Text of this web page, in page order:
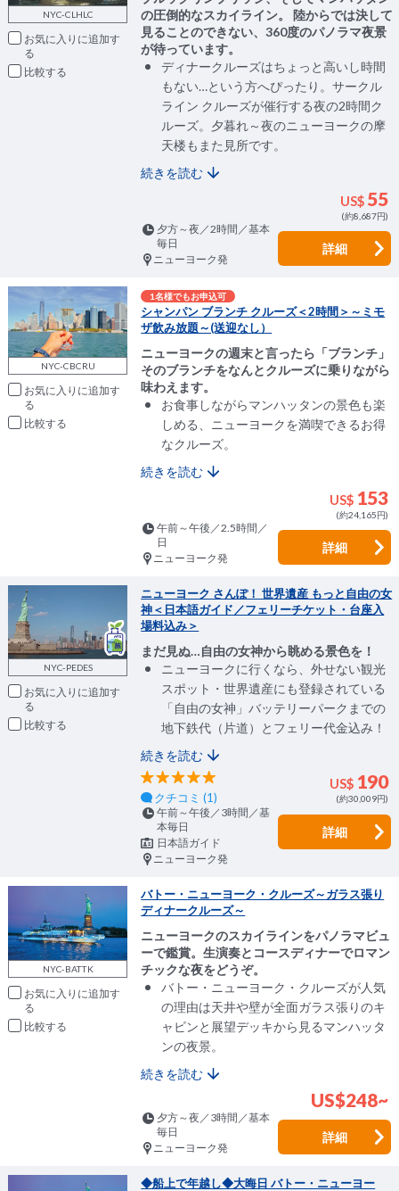
NYC-CLHLC
お気に入りに追加
比較
の圧倒的なスカイライン。 陸からでは決して
見ることのできない、360度のパノラマ夜景
が待っています。
ディナークルーズはちょっと高いし時間
もない…という方へぴったり。サークル
ライン クルーズが催行する夜の2時間ク
ルーズ。夕暮れ～夜のニューヨークの摩
天楼もまた見所です。
続きを読む
US$ 55
(約8,687円)
夕方～夜／2時間／基本
毎日
ニューヨーク発
詳細
NYC-CBCRU
お気に入りに追加
比較
1名様でもお申込可
シャンパン ブランチ クルーズ＜2時間＞～ミモ
ザ飲み放題～(送迎なし）
ニューヨークの週末と言ったら「ブランチ」
そのブランチをなんとクルーズに乗りながら
味わえます。
お食事しながらマンハッタンの景色も楽
しめる、ニューヨークを満喫できるお得
なクルーズ。
続きを読む
US$ 153
(約24,165円)
午前～午後／2.5時間／
日
ニューヨーク発
詳細
NYC-PEDES
お気に入りに追加
比較
ニューヨーク さんぽ！ 世界遺産 もっと自由の女
神＜日本語ガイド／フェリーチケット・台座入
場料込み＞
まだ見ぬ…自由の女神から眺める景色を！
ニューヨークに行くなら、外せない観光
スポット・世界遺産にも登録されている
「自由の女神」バッテリーパークまでの
地下鉄代（片道）とフェリー代金込み！
続きを読む
クチコミ (1)
US$ 190
(約30,009円)
午前～午後／3時間／基
本毎日
日本語ガイド
ニューヨーク発
詳細
NYC-BATTK
お気に入りに追加
比較
バトー・ニューヨーク・クルーズ～ガラス張り
ディナークルーズ～
ニューヨークのスカイラインをパノラマビュ
ーで鑑賞。生演奏とコースディナーでロマン
チックな夜をどうぞ。
バトー・ニューヨーク・クルーズが人気
の理由は天井や壁が全面ガラス張りのキ
ャビンと展望デッキから見るマンハッタ
ンの夜景。
続きを読む
US$248~
夕方～夜／3時間／基本
毎日
ニューヨーク発
詳細
◆船上で年越し◆大晦日 バトー・ニューヨー